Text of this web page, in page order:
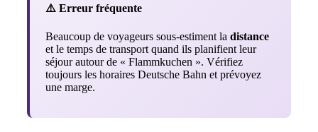
⚠️ Erreur fréquente
Beaucoup de voyageurs sous-estiment la distance
et le temps de transport quand ils planifient leur
séjour autour de « Flammkuchen ». Vérifiez
toujours les horaires Deutsche Bahn et prévoyez
une marge.